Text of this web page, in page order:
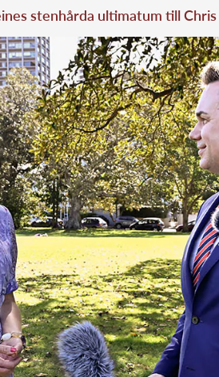
stenhårda ultimatum till Chris